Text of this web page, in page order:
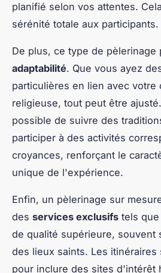
planifié selon vos attentes.
sérénité totale aux participants.
De plus, ce type de pèlerinage
adaptabilité. Que vous ayez
particulières en lien avec votre
religieuse, tout peut être
possible de suivre des
participer à des activités
croyances, renforçant le
unique de l'expérience.
Enfin, un pèlerinage sur
des services exclusifs tels
de qualité supérieure, souvent
des lieux saints. Les itinéraires
pour inclure des sites d'intérêt